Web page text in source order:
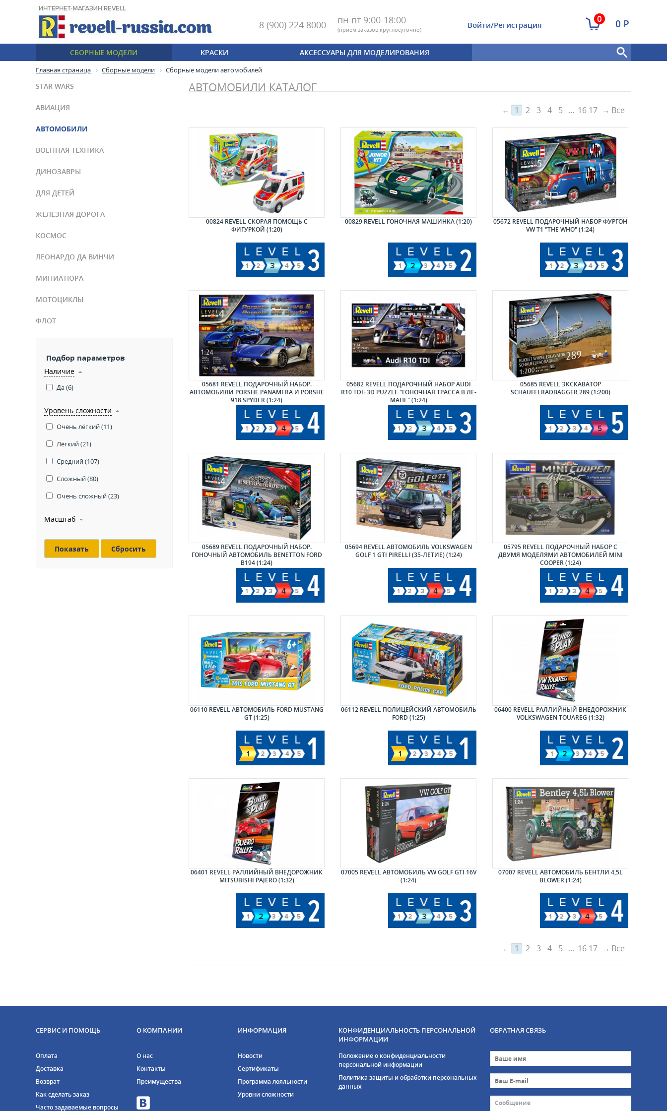
Войти/Регистрация
8 (900) 224 8000 пн-пт 9:00-18:00
(прием заказов круглосуточно)
0 0 Р
СБОРНЫЕ МОДЕЛИ КРАСКИ АКСЕССУАРЫ ДЛЯ МОДЕЛИРОВАНИЯ
Главная страница Сборные модели Сборные модели автомобилей
STAR WARS
АВИАЦИЯ
АВТОМОБИЛИ
ВОЕННАЯ ТЕХНИКА
ДИНОЗАВРЫ
ДЛЯ ДЕТЕЙ
ЖЕЛЕЗНАЯ ДОРОГА
КОСМОС
ЛЕОНАРДО ДА ВИНЧИ
МИНИАТЮРА
МОТОЦИКЛЫ
ФЛОТ
Подбор параметров
Наличие
Да (6)
Уровень сложности
Очень лёгкий (11)
Лёгкий (21)
Средний (107)
Сложный (80)
Очень сложный (23)
Масштаб
Сбросить
АВТОМОБИЛИ КАТАЛОГ
← 1 2 3 4 5 ... 16 17 → Все
00824 REVELL СКОРАЯ ПОМОЩЬ С
ФИГУРКОЙ (1:20)
00829 REVELL ГОНОЧНАЯ МАШИНКА (1:20)
05672 REVELL ПОДАРОЧНЫЙ НАБОР ФУРГОН
VW T1 "THE WHO" (1:24)
05681 REVELL ПОДАРОЧНЫЙ НАБОР.
АВТОМОБИЛИ PORSHE PANAMERA И PORSHE
918 SPYDER (1:24)
05682 REVELL ПОДАРОЧНЫЙ НАБОР AUDI
R10 TDI+3D PUZZLE "ГОНОЧНАЯ ТРАССА В ЛЕ-
МАНЕ" (1:24)
05685 REVELL ЭКСКАВАТОР
SCHAUFELRADBAGGER 289 (1:200)
05689 REVELL ПОДАРОЧНЫЙ НАБОР.
ГОНОЧНЫЙ АВТОМОБИЛЬ BENETTON FORD
B194 (1:24)
05694 REVELL АВТОМОБИЛЬ VOLKSWAGEN
GOLF 1 GTI PIRELLI (35-ЛЕТИЕ) (1:24)
05795 REVELL ПОДАРОЧНЫЙ НАБОР С
ДВУМЯ МОДЕЛЯМИ АВТОМОБИЛЕЙ MINI
COOPER (1:24)
06110 REVELL АВТОМОБИЛЬ FORD MUSTANG
GT (1:25)
06112 REVELL ПОЛИЦЕЙСКИЙ АВТОМОБИЛЬ
FORD (1:25)
06400 REVELL РАЛЛИЙНЫЙ ВНЕДОРОЖНИК
VOLKSWAGEN TOUAREG (1:32)
06401 REVELL РАЛЛИЙНЫЙ ВНЕДОРОЖНИК
MITSUBISHI PAJERO (1:32)
07005 REVELL АВТОМОБИЛЬ VW GOLF GTI 16V
(1:24)
07007 REVELL АВТОМОБИЛЬ БЕНТЛИ 4,5L
BLOWER (1:24)
← 1 2 3 4 5 ... 16 17 → Все
СЕРВИС И ПОМОЩЬ
Оплата
Доставка
Возврат
Как сделать заказ
Часто задаваемые вопросы
О КОМПАНИИ
О нас
Контакты
Преимущества
ИНФОРМАЦИЯ
Новости
Сертификаты
Программа лояльности
Уровни сложности
КОНФИДЕНЦИАЛЬНОСТЬ ПЕРСОНАЛЬНОЙ
ИНФОРМАЦИИ
Положение о конфиденциальности
персональной информации
Политика защиты и обработки персональных
данных
ОБРАТНАЯ СВЯЗЬ